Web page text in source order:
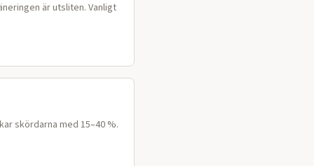
är utsliten. Vanligt
skördarna med 15–40 %.